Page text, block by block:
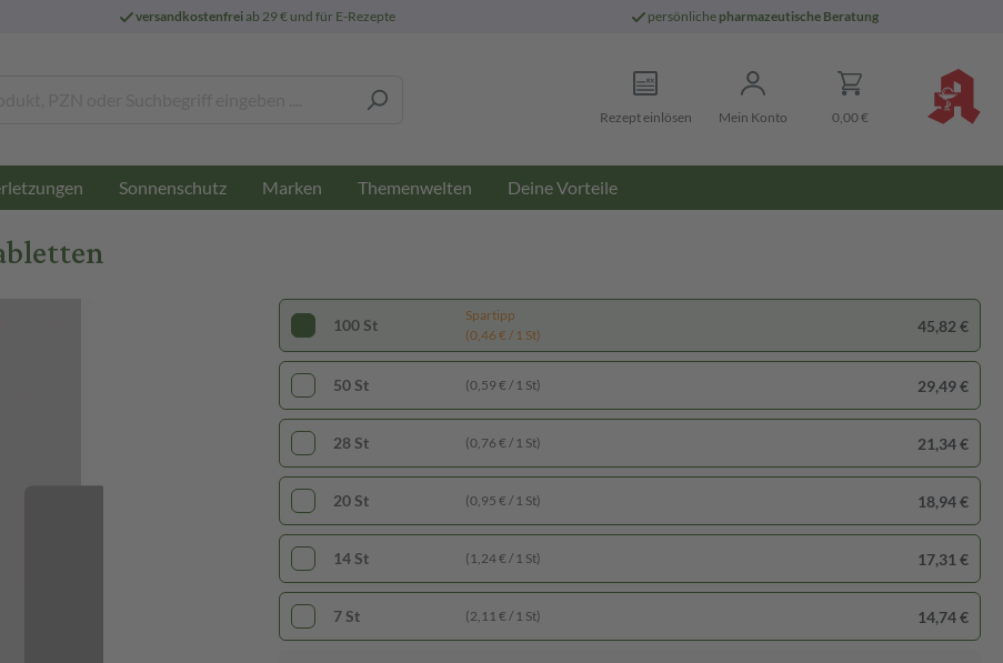
versandkostenfreiab 29 € und für E-Rezepte persönliche pharmazeutische Beratung
Rezept einlösen Mein Konto 0,00 €
Sonnenschutz Marken Themenwelten Deine Vorteile
100 St
Spartipp
(0,46 € / 1 St)
45,82 €
50 St (0,59 € / 1 St) 29,49 €
28 St (0,76 € / 1 St) 21,34 €
20 St (0,95 € / 1 St) 18,94 €
14 St (1,24 € / 1 St) 17,31 €
7 St (2,11 € / 1 St) 14,74 €